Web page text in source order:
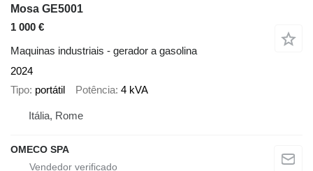
Mosa GE5001
1 000 €
Maquinas industriais - gerador a gasolina
2024
Tipo portátil Potência 4 kVA
Itália, Rome
OMECO SPA